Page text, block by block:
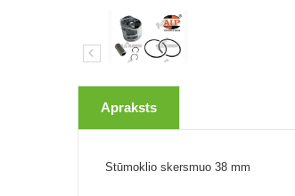
Apraksts
Stūmoklio skersmuo 38 mm